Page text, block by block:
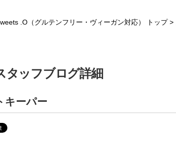
.O（グルテンフリー・ヴィーガン対応） トップ >
タッフブログ詳細
キーパー